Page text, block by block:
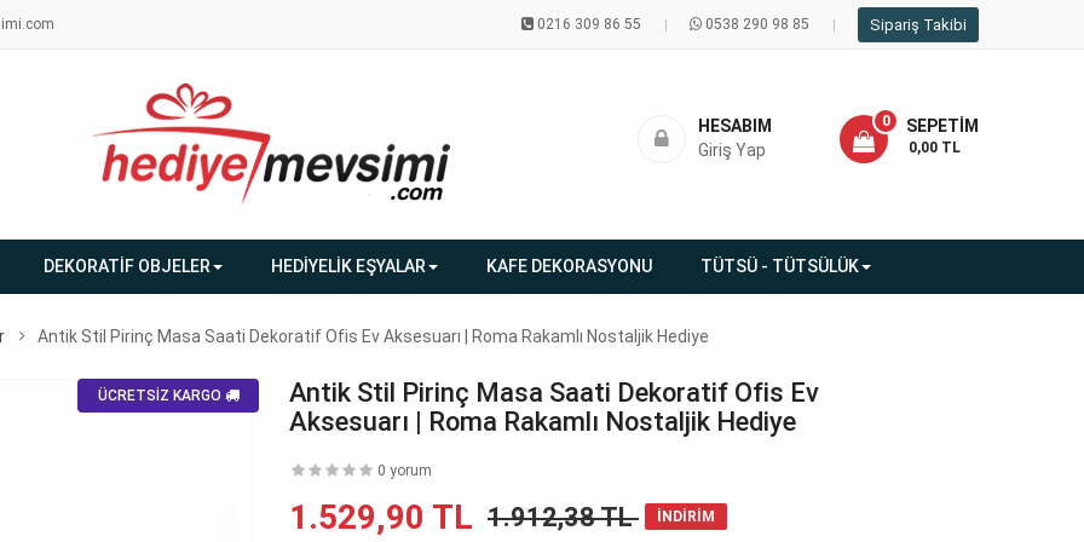
0216 309 86 55 0538 290 98 85 Sipariş Takibi
SEPETIM
0
- 0,00 TL
HESABIM
Giriş Yap
DEKORATİF OBJELER HEDİYELİK EŞYALAR KAFE DEKORASYONU TÜTSÜ - TÜTSÜLÜK
Antik Stil Pirinç Masa Saati Dekoratif Ofis Ev Aksesuarı | Roma Rakamlı Nostaljik Hediye
ÜCRETSİZ KARGO
Antik Stil Pirinç Masa Saati Dekoratif Ofis Ev
Aksesuarı | Roma Rakamlı Nostaljik Hediye
0 yorum
1.529,90 TL 1.912,38 TL İNDİRİM